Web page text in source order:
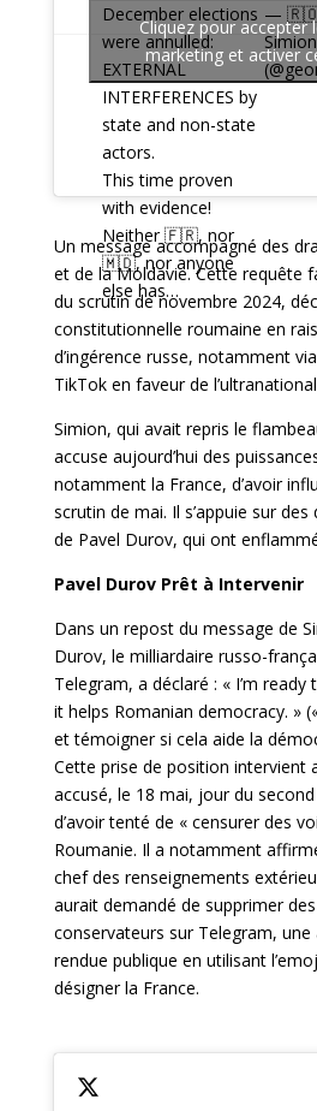
December elections
were annulled:
EXTERNAL
INTERFERENCES by
state and non-state
actors.
This time proven
with evidence!
Neither 🇫🇷, nor
🇲🇩, nor anyone
else has…
— 🇷🇴
Cliquez pour accepter
marketing et activer
Un message accompagné des
et de la Moldavie. Cette requête
du scrutin de novembre 2024,
constitutionnelle roumaine en
d’ingérence russe, notamment
TikTok en faveur de
Simion, qui avait repris le
accuse aujourd’hui des
notamment la France, d’avoir
scrutin de mai. Il s’appuie sur
de Pavel Durov, qui ont
Pavel Durov Prêt à Intervenir
Dans un repost du message de
Durov, le milliardaire russo-
Telegram, a déclaré : « I’m
it helps Romanian democracy. »
et témoigner si cela aide la
Cette prise de position intervient
accusé, le 18 mai, jour du
d’avoir tenté de « censurer des
Roumanie. Il a notamment
chef des renseignements
aurait demandé de supprimer
conservateurs sur Telegram, une
rendue publique en utilisant
désigner la France.